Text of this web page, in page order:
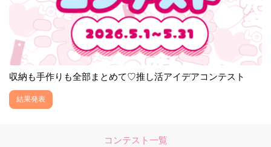
収納も手作りも全部まとめて♡推し活アイデアコンテスト
結果発表
コンテスト一覧